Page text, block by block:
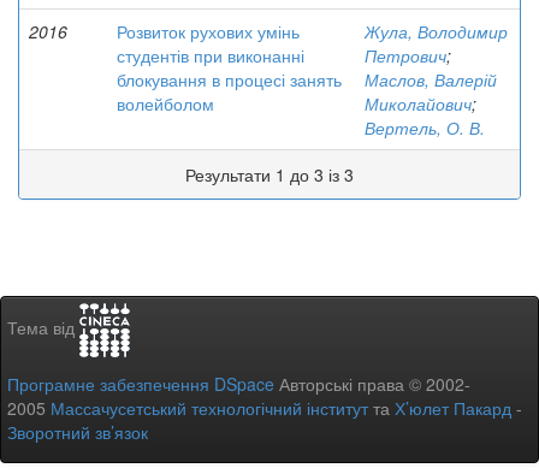
2016
Розвиток рухових умінь
студентів при виконанні
блокування в процесі занять
волейболом
Жула, Володимир
Петрович;
Маслов, Валерій
Миколайович;
Вертель, О. В.
Результати 1 до 3 із 3
Тема від
Програмне забезпечення DSpace Авторські права © 2002-
2005 Массачусетський технологічний інститутта Х’юлет Пакард -
Зворотний зв’язок